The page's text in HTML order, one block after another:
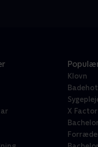
Klovn
X Factor